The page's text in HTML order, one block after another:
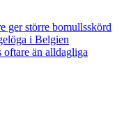
ger större bomullsskörd
i Belgien
än alldagliga